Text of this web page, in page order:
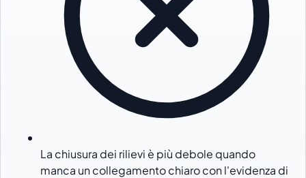
La chiusura dei rilievi è più debole quando
manca un collegamento chiaro con l'evidenza di